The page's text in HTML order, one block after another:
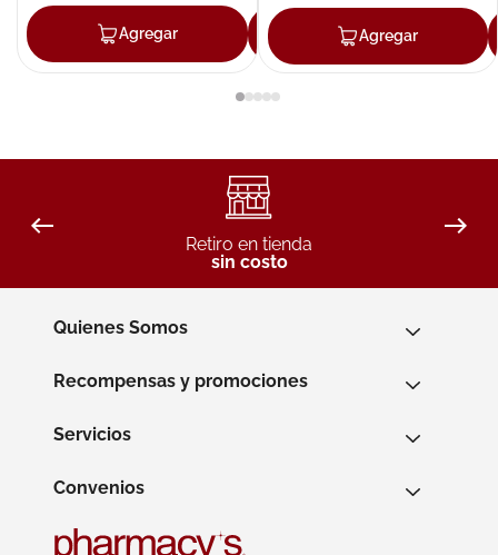
Agregar Agregar
Agregar
Retiro en tienda
sin costo
Quienes Somos
Recompensas y promociones
Servicios
Convenios